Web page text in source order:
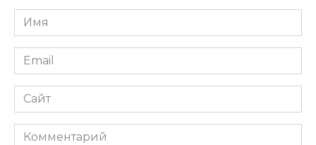
Имя
*
Email
*
Сайт
Комментарий